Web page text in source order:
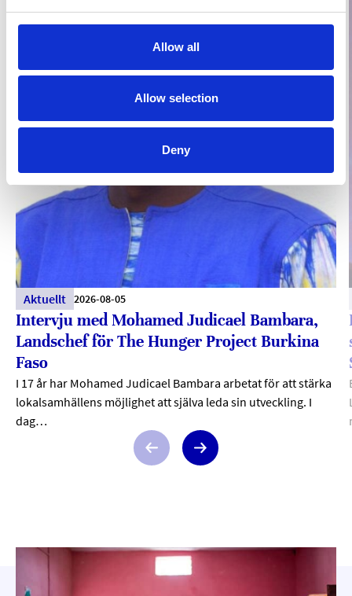
Allow all
Allow selection
Deny
Aktuellt 2026-08-05
Intervju med Mohamed Judicael Bambara,
Landschef för The Hunger Project Burkina
Faso
I 17 år har Mohamed Judicael Bambara arbetat för att stärka
lokalsamhällens möjlighet att själva leda sin utveckling. I
dag…
PreviousNext